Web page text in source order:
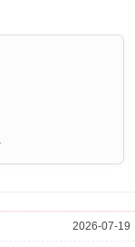
2026-07-19